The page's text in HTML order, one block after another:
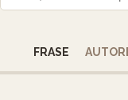
FRASE